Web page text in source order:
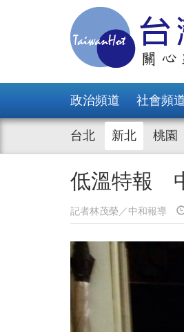
政治頻道 社會頻
台北 新北 桃園
低溫特報
記者林茂榮／中和報導